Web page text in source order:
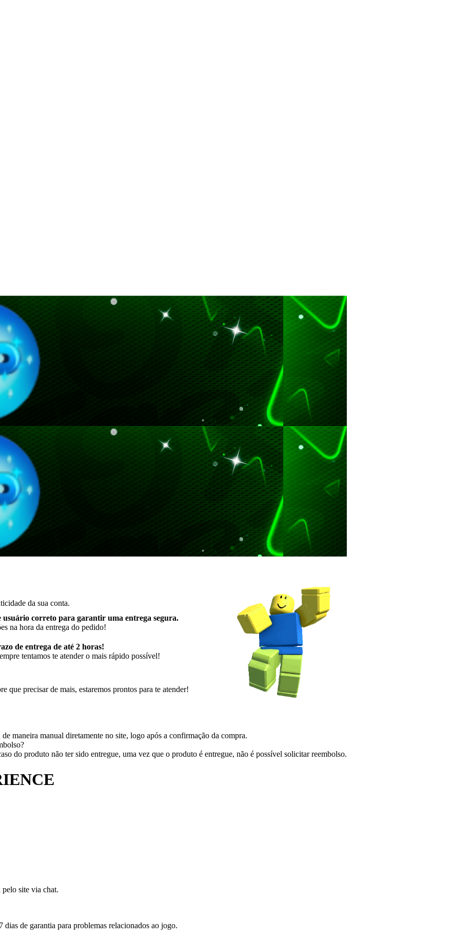
da sua conta.
correto para garantir uma entrega segura.
na hora da entrega do pedido!
de entrega de até 2 horas!
tentamos te atender o mais rápido possível!
que precisar de mais, estaremos prontos para te atender!
maneira manual diretamente no site, logo após a confirmação da compra.
do produto não ter sido entregue, uma vez que o produto é entregue, não é possível solicitar reembolso.
site via chat.
dias de garantia para problemas relacionados ao jogo.